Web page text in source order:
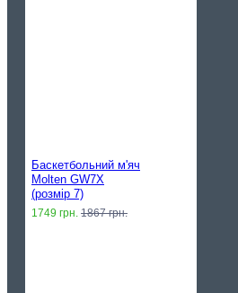
Баскетбольний м'яч
Molten GW7X
(розмір 7)
1749 грн. 1867 грн.